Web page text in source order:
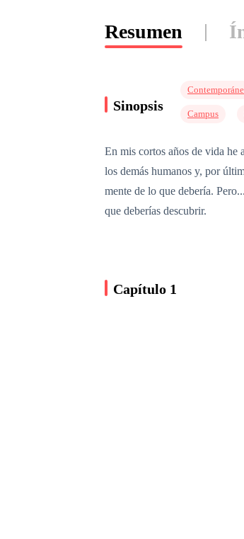
Resumen
Sinopsis
Campus
En mis cortos años de vida he
los demás humanos y, por
mente de lo que debería.
que deberías descubrir.
Capítulo 1